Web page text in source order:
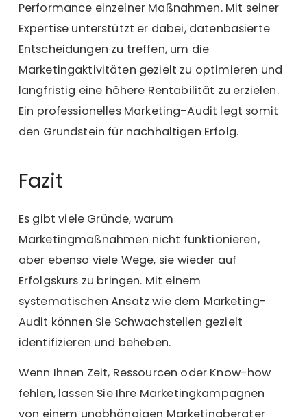
Performance einzelner Maßnahmen. Mit seiner
Expertise unterstützt er dabei, datenbasierte
Entscheidungen zu treffen, um die
Marketingaktivitäten gezielt zu optimieren und
langfristig eine höhere Rentabilität zu erzielen.
Ein professionelles Marketing-Audit legt somit
den Grundstein für nachhaltigen Erfolg.
Fazit
Es gibt viele Gründe, warum
Marketingmaßnahmen nicht funktionieren,
aber ebenso viele Wege, sie wieder auf
Erfolgskurs zu bringen. Mit einem
systematischen Ansatz wie dem Marketing-
Audit können Sie Schwachstellen gezielt
identifizieren und beheben.
Wenn Ihnen Zeit, Ressourcen oder Know-how
fehlen, lassen Sie Ihre Marketingkampagnen